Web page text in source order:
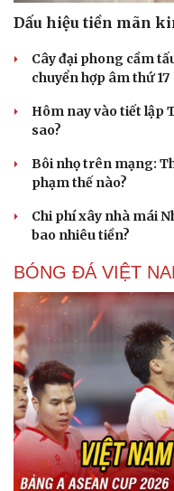
Dấu hiệu tiền mãn
Cây đại phong cầm
chuyển hợp âm thứ 17
Hôm nay vào tiết lập
sao?
Bôi nhọ trên mạng:
phạm thế nào?
Chi phí xây nhà mái
bao nhiêu tiền?
BÓNG ĐÁ VIỆT